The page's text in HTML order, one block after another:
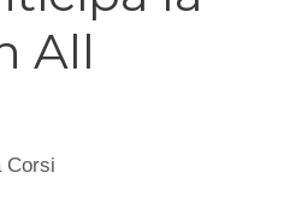
All
Corsi